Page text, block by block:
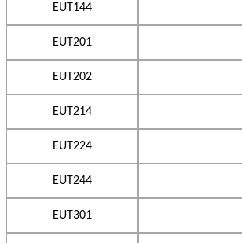
EUT144
EUT201
EUT202
EUT214
EUT224
EUT244
EUT301